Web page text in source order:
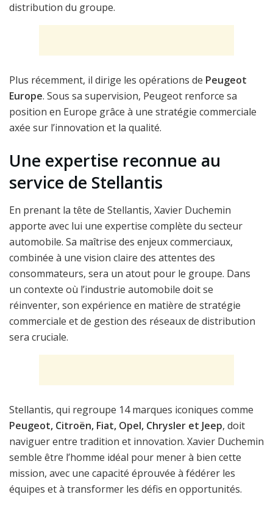
distribution du groupe.
Plus récemment, il dirige les opérations de Peugeot
Europe. Sous sa supervision, Peugeot renforce sa
position en Europe grâce à une stratégie commerciale
axée sur l’innovation et la qualité.
Une expertise reconnue au
service de Stellantis
En prenant la tête de Stellantis, Xavier Duchemin
apporte avec lui une expertise complète du secteur
automobile. Sa maîtrise des enjeux commerciaux,
combinée à une vision claire des attentes des
consommateurs, sera un atout pour le groupe. Dans
un contexte où l’industrie automobile doit se
réinventer, son expérience en matière de stratégie
commerciale et de gestion des réseaux de distribution
sera cruciale.
Stellantis, qui regroupe 14 marques iconiques comme
Peugeot, Citroën, Fiat, Opel, Chrysler et Jeep, doit
naviguer entre tradition et innovation. Xavier Duchemin
semble être l’homme idéal pour mener à bien cette
mission, avec une capacité éprouvée à fédérer les
équipes et à transformer les défis en opportunités.